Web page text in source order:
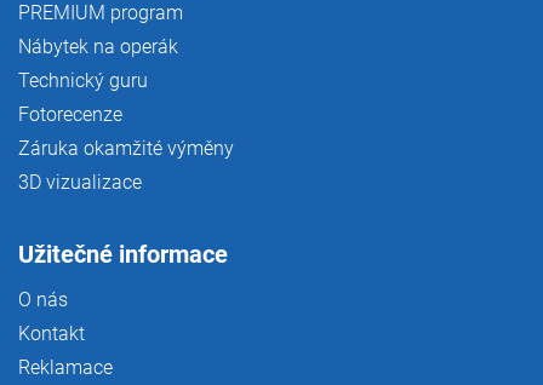
PREMIUM program
Nábytek na operák
Technický guru
Fotorecenze
Záruka okamžité výměny
3D vizualizace
Užitečné informace
O nás
Kontakt
Reklamace